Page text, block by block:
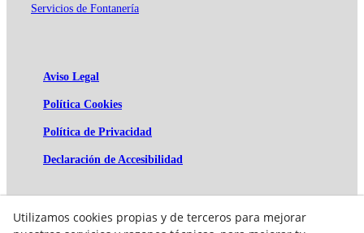
Servicios de Fontanería
Aviso Legal
Política Cookies
Política de Privacidad
Declaración de Accesibilidad
Utilizamos cookies propias y de terceros para mejorar